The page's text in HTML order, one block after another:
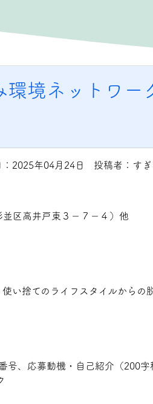
環境ネットワ
：2025年04月24日 投稿者：
区高井戸東３－７－４）他
使い捨てのライフスタイルからの
号、応募動機・自己紹介（200